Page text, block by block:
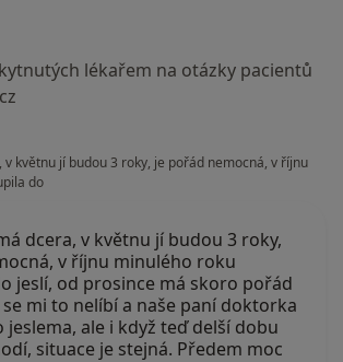
lékařem na otázky pacientů
v květnu jí budou 3 roky, je pořád nemocná, v říjnu
do
dcera, v květnu jí budou 3 roky,
v říjnu minulého roku
jeslí, od prosince má skoro pořád
se mi to nelíbí a naše paní doktorka
jeslema, ale i když teď delší dobu
situace je stejná. Předem moc